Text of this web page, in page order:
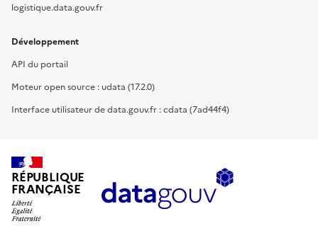
logistique.data.gouv.fr
Développement
API du portail
Moteur open source : udata (17.2.0)
Interface utilisateur de data.gouv.fr : cdata (7ad44f4)
RÉPUBLIQUE
FRANÇAISE